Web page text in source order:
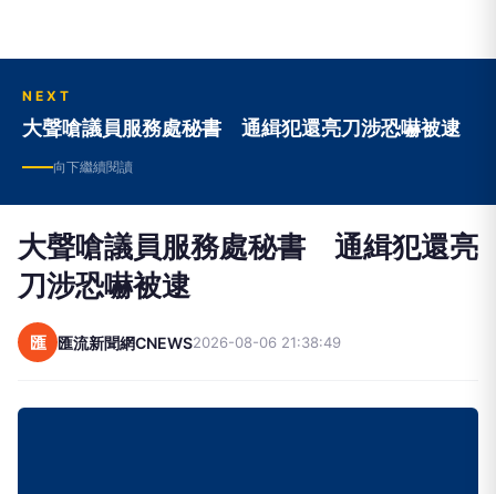
NEXT
大聲嗆議員服務處秘書 通緝犯還亮刀涉恐嚇被逮
向下繼續閱讀
大聲嗆議員服務處秘書 通緝犯還亮
刀涉恐嚇被逮
匯 匯流新聞網CNEWS2026-08-06 21:38:49